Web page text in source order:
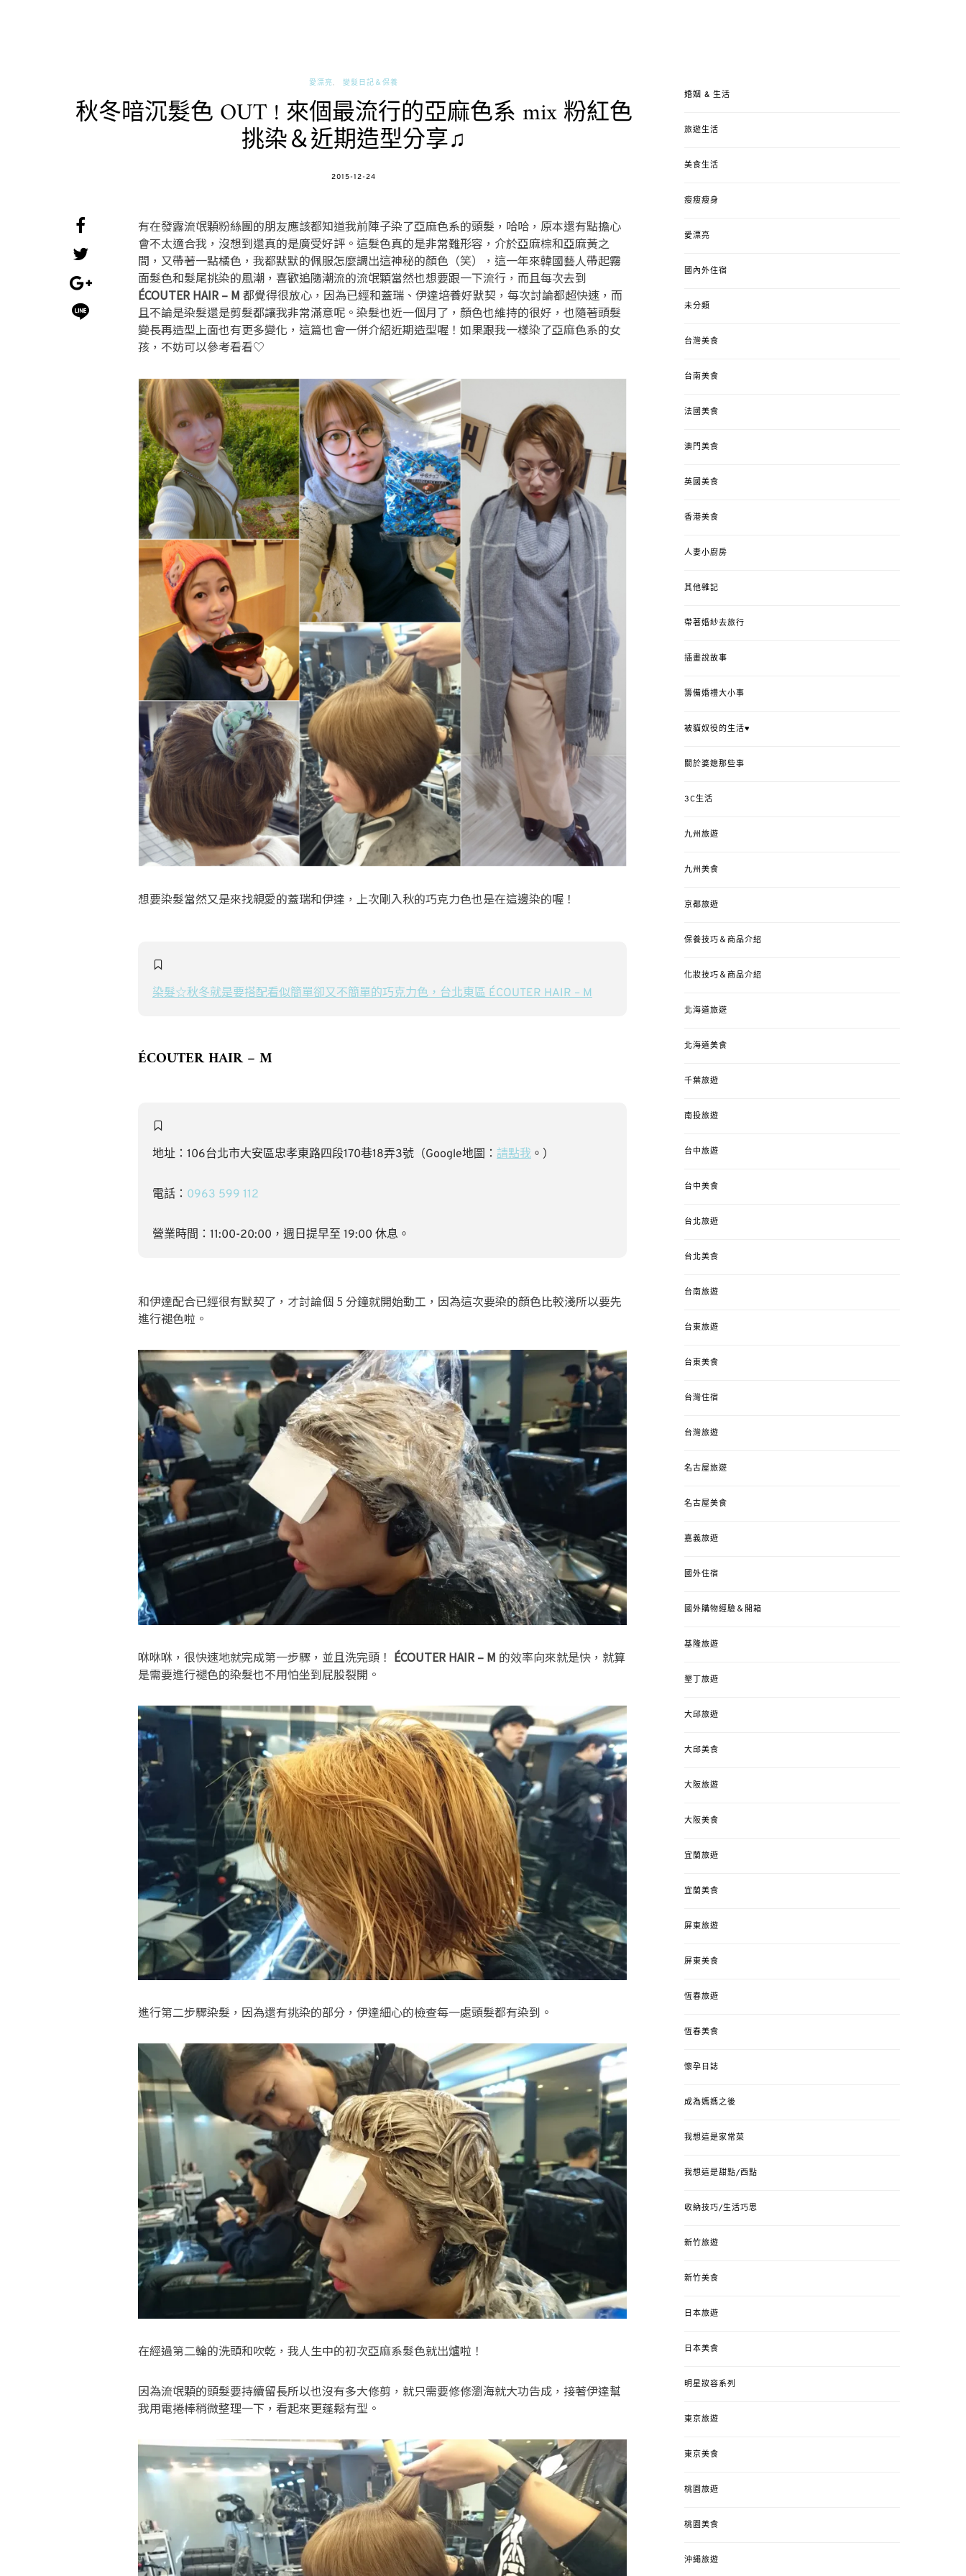
愛漂亮 變髮日記＆保養
秋冬暗沉髮色 OUT ! 來個最流行的亞麻色系 mix 粉紅色
挑染＆近期造型分享♫
POSTED
2015-12-24
有在發露流氓顆粉絲團的朋友應該都知道我前陣子染了亞麻色系的頭髮，哈哈，原本還有點擔心
會不太適合我，沒想到還真的是廣受好評。這髮色真的是非常難形容，介於亞麻棕和亞麻黃之
間，又帶著一點橘色，我都默默的佩服怎麼調出這神秘的顏色（笑），這一年來韓國藝人帶起霧
面髮色和髮尾挑染的風潮，喜歡追隨潮流的流氓顆當然也想要跟一下流行，而且每次去到
ÉCOUTER HAIR – M 都覺得很放心，因為已經和蓋瑞、伊達培養好默契，每次討論都超快速，而
且不論是染髮還是剪髮都讓我非常滿意呢。染髮也近一個月了，顏色也維持的很好，也隨著頭髮
變長再造型上面也有更多變化，這篇也會一併介紹近期造型喔！如果跟我一樣染了亞麻色系的女
孩，不妨可以參考看看♡
想要染髮當然又是來找親愛的蓋瑞和伊達，上次剛入秋的巧克力色也是在這邊染的喔！
染髮☆秋冬就是要搭配看似簡單卻又不簡單的巧克力色，台北東區 ÉCOUTER HAIR – M
ÉCOUTER HAIR – M
地址：106台北市大安區忠孝東路四段170巷18弄3號（Google地圖： 請點我 。）
電話： 0963 599 112
營業時間：11:00-20:00，週日提早至 19:00 休息。
和伊達配合已經很有默契了，才討論個 5 分鐘就開始動工，因為這次要染的顏色比較淺所以要先
進行褪色啦。
咻咻咻，很快速地就完成第一步驟，並且洗完頭！ ÉCOUTER HAIR – M 的效率向來就是快，就算
是需要進行褪色的染髮也不用怕坐到屁股裂開。
進行第二步驟染髮，因為還有挑染的部分，伊達細心的檢查每一處頭髮都有染到。
在經過第二輪的洗頭和吹乾，我人生中的初次亞麻系髮色就出爐啦！
因為流氓顆的頭髮要持續留長所以也沒有多大修剪，就只需要修修瀏海就大功告成，接著伊達幫
我用電捲棒稍微整理一下，看起來更蓬鬆有型。
婚姻 & 生活
旅遊生活
美食生活
瘦瘦瘦身
愛漂亮
國內外住宿
未分類
台灣美食
台南美食
法國美食
澳門美食
英國美食
香港美食
人妻小廚房
其他雜記
帶著婚紗去旅行
插畫說故事
籌備婚禮大小事
被貓奴役的生活♥
關於婆媳那些事
3C生活
九州旅遊
九州美食
京都旅遊
保養技巧＆商品介紹
化妝技巧＆商品介紹
北海道旅遊
北海道美食
千葉旅遊
南投旅遊
台中旅遊
台中美食
台北旅遊
台北美食
台南旅遊
台東旅遊
台東美食
台灣住宿
台灣旅遊
名古屋旅遊
名古屋美食
嘉義旅遊
國外住宿
國外購物經驗＆開箱
基隆旅遊
墾丁旅遊
大邱旅遊
大邱美食
大阪旅遊
大阪美食
宜蘭旅遊
宜蘭美食
屏東旅遊
屏東美食
恆春旅遊
恆春美食
懷孕日誌
成為媽媽之後
我想這是家常菜
我想這是甜點/西點
收納技巧/生活巧思
新竹旅遊
新竹美食
日本旅遊
日本美食
明星妝容系列
東京旅遊
東京美食
桃園旅遊
桃園美食
沖繩旅遊